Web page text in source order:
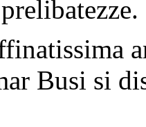
Busi si